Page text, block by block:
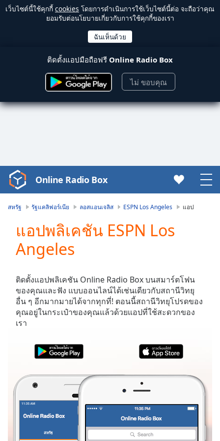
เว็บไซต์นี้ใช้คุกกี้ cookies โดยการดำเนินการใช้เว็บไซต์นี้ต่อ จะถือว่าคุณ
ยอมรับต่อนโยบายเกี่ยวกับการใช้คุกกี้ของเรา
ติดตั้งแอปมือถือฟรี Online Radio Box
ไม่ ขอบคุณ
Video
Player
Play
Video
Skip
Forward
Mute
Current
Time0:00
TypeLIVE
Seek to
live,
behind
Online Radio Box
สหรัฐ รัฐแคลิฟอร์เนีย ลอสแอนเจลิส ESPN Los Angeles แอป
แอปพลิเคชัน ESPN Los
Angeles
ติดตั้งแอปพลิเคชัน Online Radio Box บนสมาร์ตโฟน
ของคุณและฟัง แบบออนไลน์ได้เช่นเดียวกับสถานีวิทยุ
อื่น ๆ อีกมากมายได้จากทุกที่! ตอนนี้สถานีวิทยุโปรดของ
คุณอยู่ในกระเป๋าของคุณแล้วด้วยแอปที่ใช้สะดวกของ
เรา
สหรัฐ